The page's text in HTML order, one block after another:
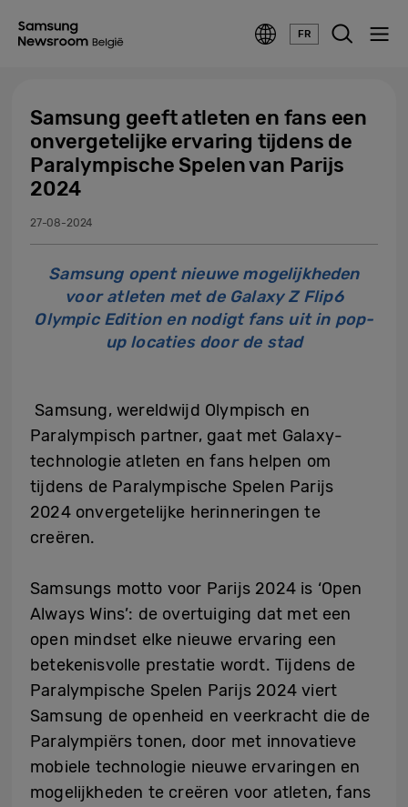
FR
Samsung geeft atleten en fans een
onvergetelijke ervaring tijdens de
Paralympische Spelen van Parijs
2024
27-08-2024
Samsung opent nieuwe mogelijkheden
voor atleten met de Galaxy Z Flip6
Olympic Edition en nodigt fans uit in pop-
up locaties door de stad
Samsung, wereldwijd Olympisch en
Paralympisch partner, gaat met Galaxy-
technologie atleten en fans helpen om
tijdens de Paralympische Spelen Parijs
2024 onvergetelijke herinneringen te
creëren.
Samsungs motto voor Parijs 2024 is ‘Open
Always Wins’: de overtuiging dat met een
open mindset elke nieuwe ervaring een
betekenisvolle prestatie wordt. Tijdens de
Paralympische Spelen Parijs 2024 viert
Samsung de openheid en veerkracht die de
Paralympiërs tonen, door met innovatieve
mobiele technologie nieuwe ervaringen en
mogelijkheden te creëren voor atleten, fans